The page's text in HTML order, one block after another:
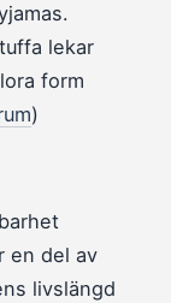
lekar
form
)
en del av
livslängd